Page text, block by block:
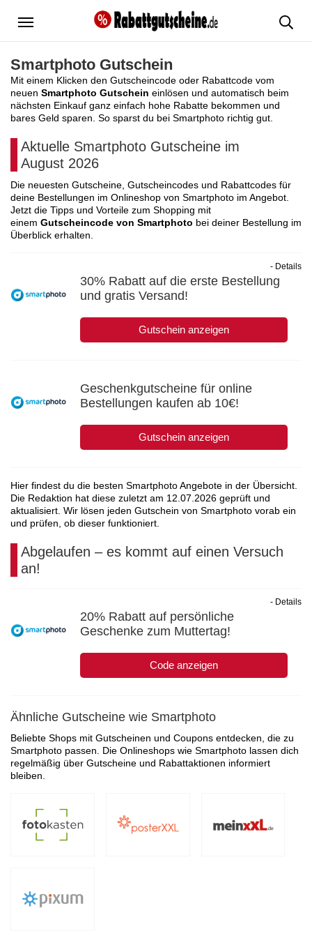
Menü
Smartphoto Gutschein
Mit einem Klicken den Gutscheincode oder Rabattcode vom
neuen Smartphoto Gutschein einlösen und automatisch beim
nächsten Einkauf ganz einfach hohe Rabatte bekommen und
bares Geld sparen. So sparst du bei Smartphoto richtig gut.
Aktuelle Smartphoto Gutscheine im
August 2026
Die neuesten Gutscheine, Gutscheincodes und Rabattcodes für
deine Bestellungen im Onlineshop von Smartphoto im Angebot.
Jetzt die Tipps und Vorteile zum Shopping mit
einem Gutscheincode von Smartphoto bei deiner Bestellung im
Überblick erhalten.
30% Rabatt auf die erste Bestellung
und gratis Versand!
Gutschein anzeigen
- Details
Geschenkgutscheine für online
Bestellungen kaufen ab 10€!
Gutschein anzeigen
Hier findest du die besten Smartphoto Angebote in der Übersicht.
Die Redaktion hat diese zuletzt am 12.07.2026 geprüft und
aktualisiert. Wir lösen jeden Gutschein von Smartphoto vorab ein
und prüfen, ob dieser funktioniert.
Abgelaufen – es kommt auf einen Versuch
an!
20% Rabatt auf persönliche
Geschenke zum Muttertag!
Code anzeigen
- Details
Ähnliche Gutscheine wie Smartphoto
Beliebte Shops mit Gutscheinen und Coupons entdecken, die zu
Smartphoto passen. Die Onlineshops wie Smartphoto lassen dich
regelmäßig über Gutscheine und Rabattaktionen informiert
bleiben.